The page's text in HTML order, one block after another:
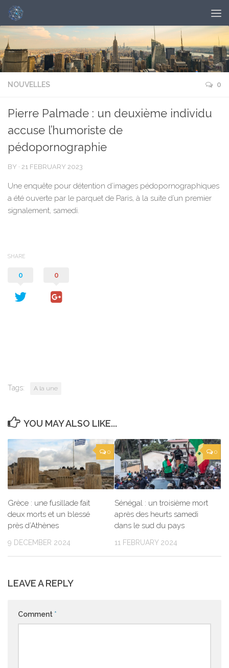
NOUVELLES 0
Pierre Palmade : un deuxième individu
accuse l’humoriste de
pédopornographie
BY · 21 FEBRUARY 2023
Une enquête pour détention d’images pédopornographiques
a été ouverte par le parquet de Paris, à la suite d’un premier
signalement, samedi.
SHARE
0 0
Tags: A la une
YOU MAY ALSO LIKE...
0
Grèce : une fusillade fait
deux morts et un blessé
près d’Athènes
9 DECEMBER 2024
0
Sénégal : un troisième mort
après des heurts samedi
dans le sud du pays
11 FEBRUARY 2024
LEAVE A REPLY
Comment *